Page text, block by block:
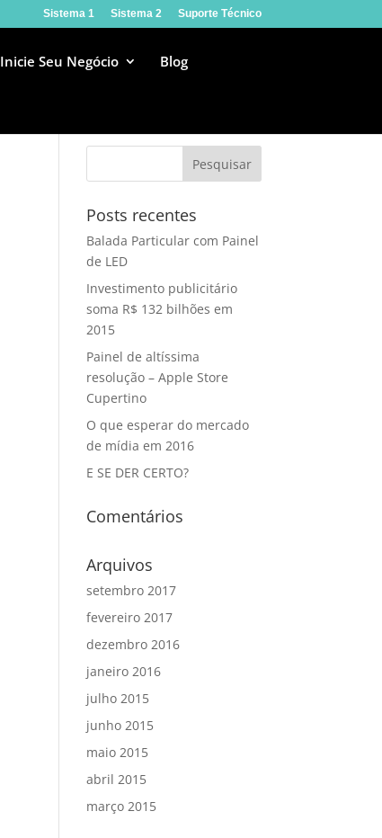
Sistema 1 Sistema 2 Suporte Técnico
Inicie Seu Negócio Blog
Posts recentes
Balada Particular com Painel
de LED
Investimento publicitário
soma R$ 132 bilhões em
2015
Painel de altíssima
resolução – Apple Store
Cupertino
O que esperar do mercado
de mídia em 2016
E SE DER CERTO?
Comentários
Arquivos
setembro 2017
fevereiro 2017
dezembro 2016
janeiro 2016
julho 2015
junho 2015
maio 2015
abril 2015
março 2015